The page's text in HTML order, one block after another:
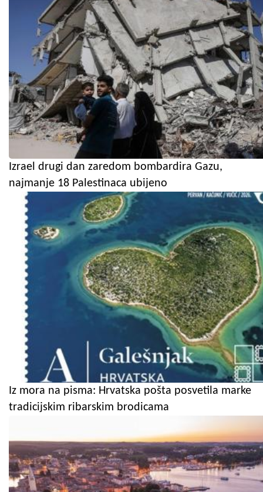
Izrael drugi dan zaredom bombardira Gazu,
najmanje 18 Palestinaca ubijeno
Iz mora na pisma: Hrvatska pošta posvetila marke
tradicijskim ribarskim brodicama